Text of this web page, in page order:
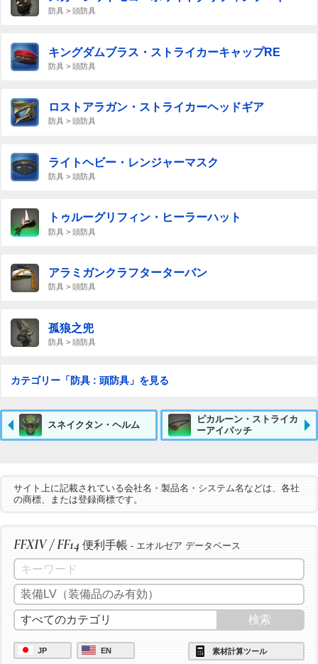
防具 > 頭防具
キングダムブラス・ストライカーキャップRE
防具 > 頭防具
ロストアラガン・ストライカーヘッドギア
防具 > 頭防具
ライトヘビー・レンジャーマスク
防具 > 頭防具
トゥルーグリフィン・ヒーラーハット
防具 > 頭防具
アラミガンクラフターターバン
防具 > 頭防具
孤狼之兜
防具 > 頭防具
カテゴリー「防具 : 頭防具」を見る
スネイクタン・ヘルム
ピカルーン・ストライカ
ーアイパッチ
サイト上に記載されている会社名・製品名・システム名などは、各社
の商標、または登録商標です。
FFXIV / FF14 便利手帳 - エオルゼア データベース
JP EN 素材計算ツール